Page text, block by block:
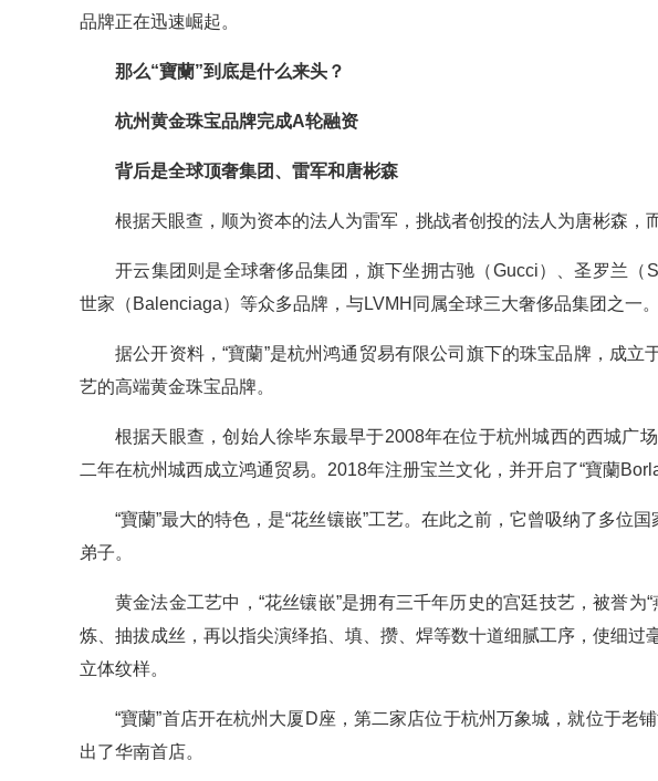
品牌正在迅速崛起。
那么“寶蘭”到底是什么来头？
杭州黄金珠宝品牌完成A轮融资
背后是全球顶奢集团、雷军和唐彬森
根据天眼查，顺为资本的法人为雷军，挑战者创投的法人为唐彬森，
开云集团则是全球奢侈品集团，旗下坐拥古驰（Gucci）、圣罗兰（
世家（Balenciaga）等众多品牌，与LVMH同属全球三大奢侈品集团之一。
据公开资料，“寶蘭”是杭州鸿通贸易有限公司旗下的珠宝品牌，成
艺的高端黄金珠宝品牌。
根据天眼查，创始人徐毕东最早于2008年在位于杭州城西的西城广
二年在杭州城西成立鸿通贸易。2018年注册宝兰文化，并开启了“寶蘭
“寶蘭”最大的特色，是“花丝镶嵌”工艺。在此之前，它曾吸纳了多位
弟子。
黄金法金工艺中，“花丝镶嵌”是拥有三千年历史的宫廷技艺，被誉
炼、抽拔成丝，再以指尖演绎掐、填、攒、焊等数十道细腻工序，使细
立体纹样。
“寶蘭”首店开在杭州大厦D座，第二家店位于杭州万象城，就位于老
出了华南首店。